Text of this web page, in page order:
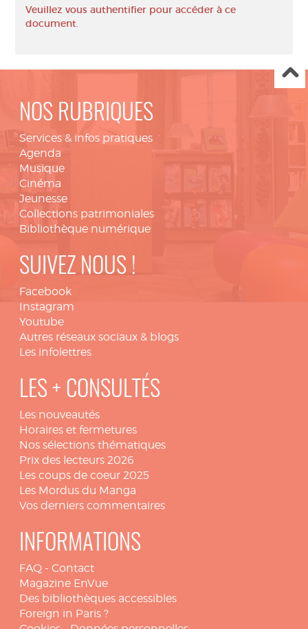
Veuillez vous authentifier pour accéder à ce
document.
NOS RUBRIQUES
Services & infos pratiques
Agenda
Musique
Cinéma
Jeunesse
Collections patrimoniales
Bibliothèque numérique
SUIVEZ NOUS !
Facebook
Instagram
Youtube
Autres réseaux sociaux & blogs
Les infolettres
LES + CONSULTÉS
Les nouveautés
Horaires et fermetures
Nos sélections thématiques
Prix des lecteurs 2026
Les coups de coeur 2025
Les Mordus du Manga
Vos derniers commentaires
INFORMATIONS
FAQ - Contact
Magazine EnVue
Des bibliothèques accessibles
Foreign in Paris ?